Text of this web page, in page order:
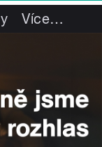
Více…